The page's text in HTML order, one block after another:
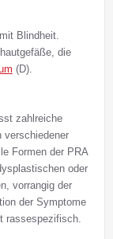
Blindheit.
die
(D).
zahlreiche
verschiedener
Formen der PRA
oder
vorrangig der
der Symptome
rassespezifisch.